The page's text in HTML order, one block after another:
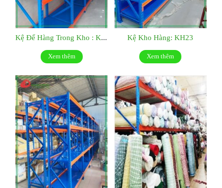
Xem thêm
Kệ Kho Hàng: KH23
Xem thêm